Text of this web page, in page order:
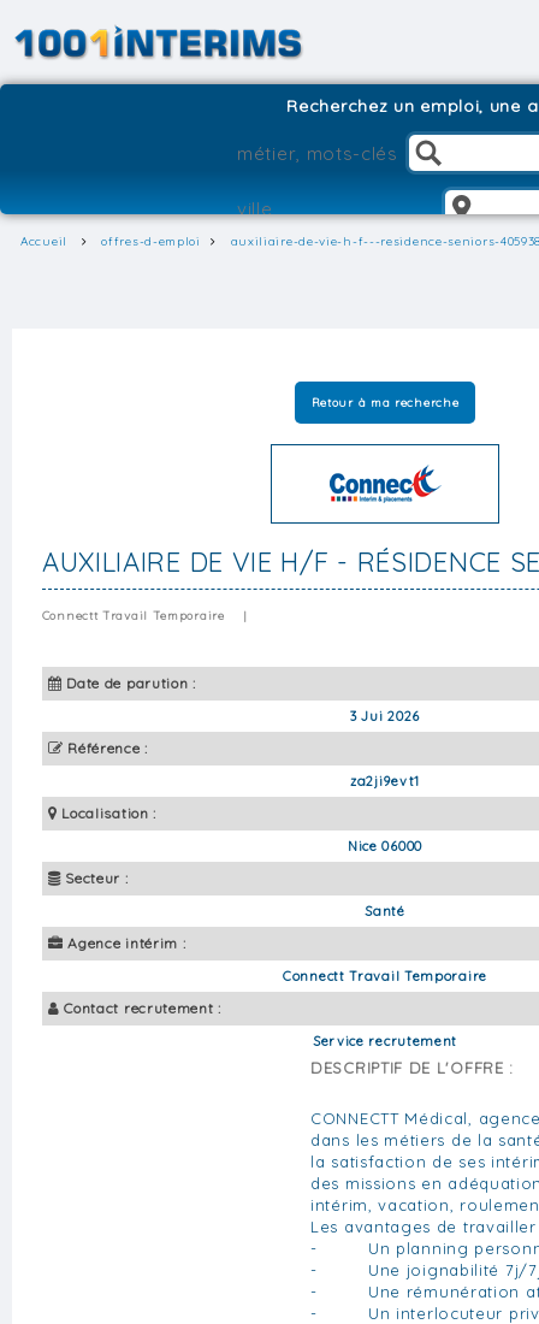
Recherchez un emploi, une
Accueil offres-d-emploi auxiliaire-de-vie-h-f---residence-seniors-
Retour à ma recherche
AUXILIAIRE DE VIE H/F - RÉSIDENCE
Connectt Travail Temporaire |
Date de parution :
3 Jui 2026
Référence :
za2ji9evt1
Localisation :
Nice 06000
Secteur :
Santé
Agence intérim :
Connectt Travail Temporaire
Contact recrutement :
Service recrutement
DESCRIPTIF DE L'OFFRE :
CONNECTT Médical,
dans les métiers de la
la satisfaction de ses
des missions en
intérim, vacation,
Les avantages de travailler
- Un planning
- Une joignabilité 7j/7j
- Une rémunération
- Un interlocuteur